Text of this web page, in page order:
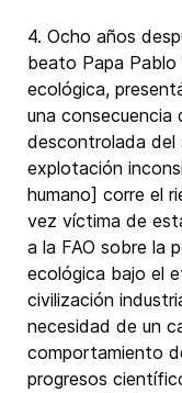
4. Ocho años
beato Papa Pablo
ecológica,
una
descontrolada del
explotación
humano] corre el
vez víctima de
a la FAO sobre la
ecológica bajo el
civilización
necesidad de un
comportamiento
progresos